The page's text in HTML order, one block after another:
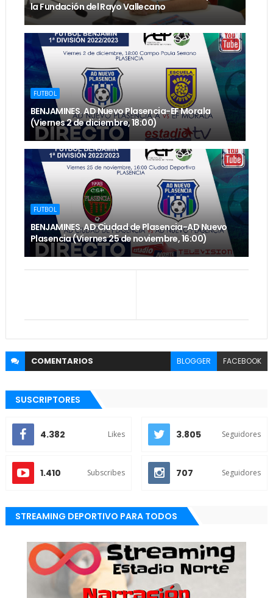
la Fundación del Rayo Vallecano
FUTBOL
BENJAMINES. AD Nuevo Plasencia-EF Morala
(Viernes 2 de diciembre, 18:00)
FUTBOL
BENJAMINES. AD Ciudad de Plasencia-AD Nuevo
Plasencia (Viernes 25 de noviembre, 16:00)
COMENTARIOS BLOGGER FACEBOOK
SUSCRIPTORES
4.382 Likes 3.805 Seguidores
1.410 Subscribes 707 Seguidores
STREAMING DEPORTIVO PARA TODOS